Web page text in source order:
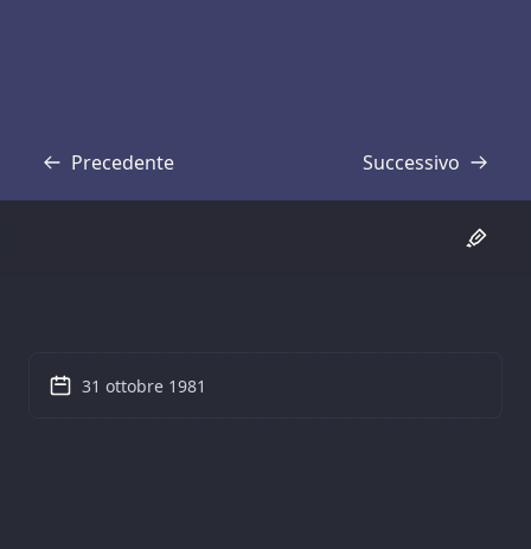
Precedente
Trascrizione Successivo
Trascrizione
31 ottobre 1981